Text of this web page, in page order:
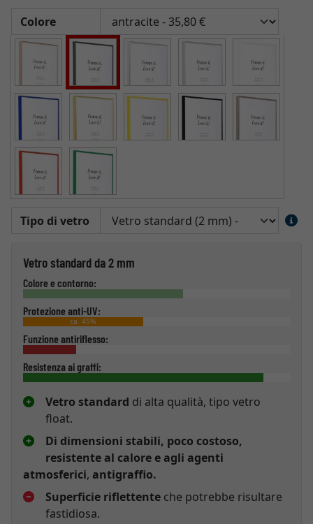
Colore
Tipo di vetro
Vetro standard da 2 mm
Colore e contorno:
Protezione anti-UV:
ca. 45%
Funzione antiriflesso:
Resistenza ai graffi:
Vetro standard di alta qualità, tipo vetro
float.
Di dimensioni stabili, poco costoso,
resistente al calore e agli agenti
atmosferici, antigraffio.
Superficie riflettente che potrebbe risultare
fastidiosa.